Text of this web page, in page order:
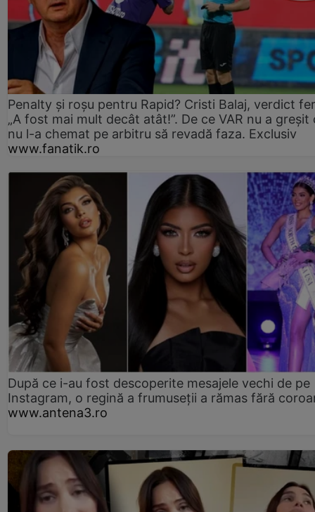
Penalty și roșu pentru Rapid? Cristi Balaj, verdict
„A fost mai mult decât atât!”. De ce VAR nu a greșit
nu l-a chemat pe arbitru să revadă faza. Exclusiv
www.fanatik.ro
După ce i-au fost descoperite mesajele vechi de pe
Instagram, o regină a frumuseții a rămas fără
www.antena3.ro